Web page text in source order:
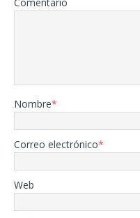
Nombre*
Correo electrónico*
Web